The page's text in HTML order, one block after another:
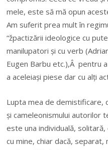
mele, este să mă opun
Am suferit prea mult în
“žpactizării ideologice cu
manilupatori și cu verb
Eugen Barbu etc.),Â pentru
a aceleiași piese dar cu alți
Lupta mea de demistificare,
și cameleonismului autorilor
este una individuală,
cu mine, chiar dacă, separat,